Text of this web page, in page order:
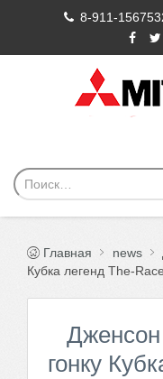
8-911-
Главная news
Кубка легенд The-
гонку